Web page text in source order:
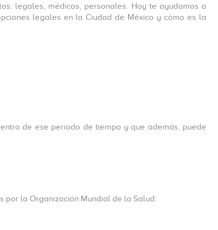
legales, médicos, personales. Hoy te ayudamos a
legales en la Ciudad de México y cómo es la
de ese periodo de tiempo y que además, puede
por la Organización Mundial de la Salud: